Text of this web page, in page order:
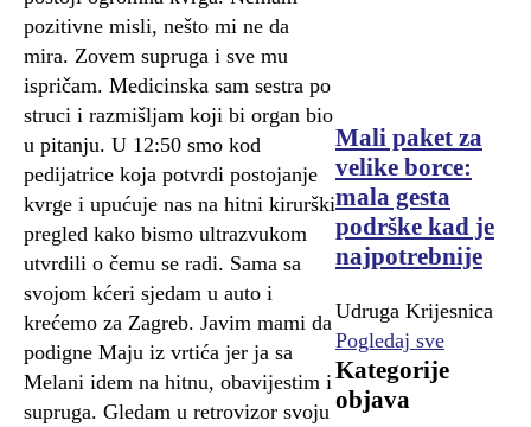
pozitivne misli, nešto mi ne da
mira. Zovem supruga i sve mu
ispričam. Medicinska sam sestra po
struci i razmišljam koji bi organ bio
u pitanju. U 12:50 smo kod
pedijatrice koja potvrdi postojanje
kvrge i upućuje nas na hitni kirurški
pregled kako bismo ultrazvukom
utvrdili o čemu se radi. Sama sa
svojom kćeri sjedam u auto i
krećemo za Zagreb. Javim mami da
podigne Maju iz vrtića jer ja sa
Melani idem na hitnu, obavijestim i
supruga. Gledam u retrovizor svoju
Mali paket za
velike borce:
mala gesta
podrške kad je
najpotrebnije
Udruga Krijesnica
Pogledaj sve
Kategorije
objava